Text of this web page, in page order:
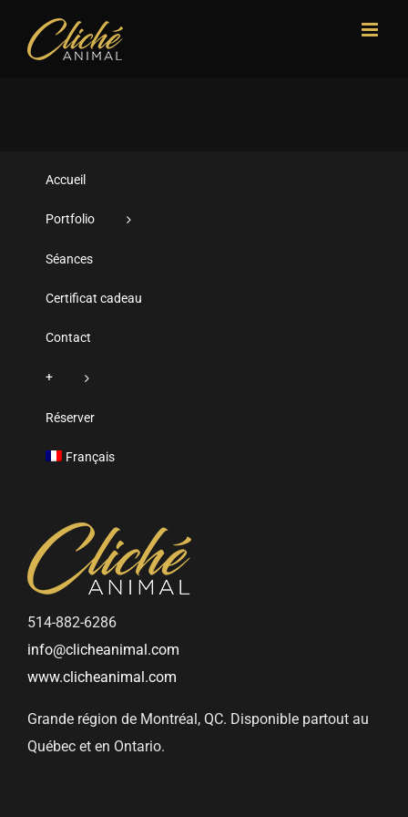
Accueil
Portfolio
Séances
Certificat cadeau
Contact
+
Réserver
Français
514-882-6286
info@clicheanimal.com
www.clicheanimal.com
Grande région de Montréal, QC. Disponible partout au
Québec et en Ontario.